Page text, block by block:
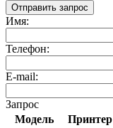
Отправить запрос
Имя:
Телефон:
E-mail:
Запрос
Модель
Принтер